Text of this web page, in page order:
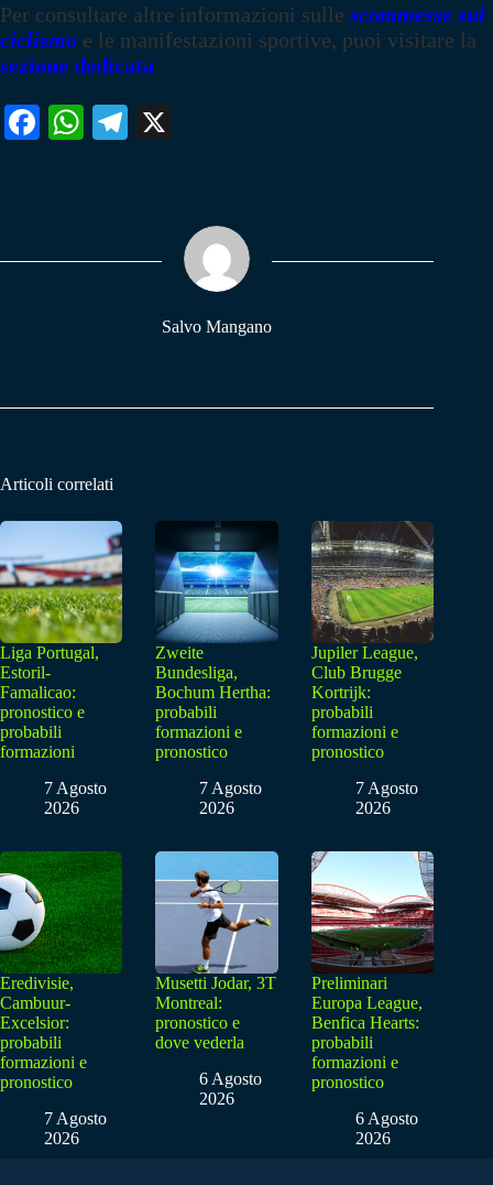
Per consultare altre informazioni sulle scommesse sul
ciclismo e le manifestazioni sportive, puoi visitare la
sezione dedicata
Fa W
pp
Te
m
Salvo Mangano
Articoli correlati
Liga Portugal,
Estoril-
Famalicao:
pronostico e
probabili
formazioni
7 Agosto
2026
Zweite
Bundesliga,
Bochum Hertha:
probabili
formazioni e
pronostico
7 Agosto
2026
Jupiler League,
Club Brugge
Kortrijk:
probabili
formazioni e
pronostico
7 Agosto
2026
Eredivisie,
Cambuur-
Excelsior:
probabili
formazioni e
pronostico
7 Agosto
2026
Musetti Jodar, 3T
Montreal:
pronostico e
dove vederla
6 Agosto
2026
Preliminari
Europa League,
Benfica Hearts:
probabili
formazioni e
pronostico
6 Agosto
2026